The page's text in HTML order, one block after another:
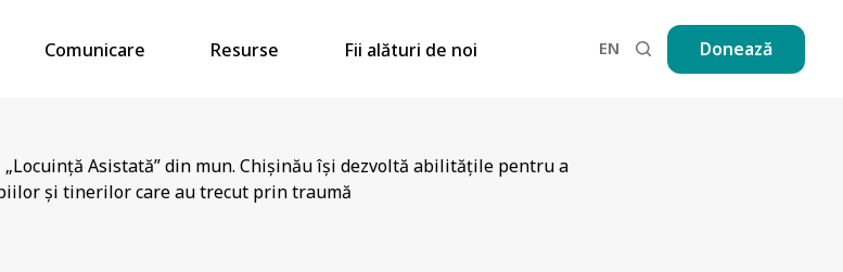
Comunicare Resurse Fii alături de noi EN Donează
Asistată” din mun. Chișinău își dezvoltă abilitățile pentru a
și tinerilor care au trecut prin traumă